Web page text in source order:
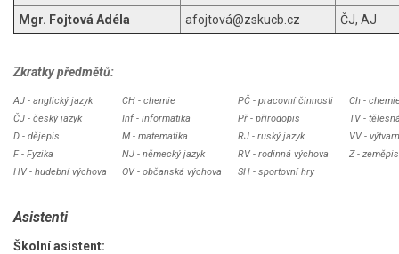
Mgr. Fojtová Adéla
afojtová@zskucb.cz ČJ, AJ
Zkratky předmětů:
AJ - anglický jazyk CH - chemie PČ - pracovní činnosti
Ch -
ČJ - český jazyk
Inf - informatika Př - přírodopis
TV -
D - dějepis
M - matematika RJ - ruský jazyk
VV -
F - Fyzika
NJ - německý jazyk RV - rodinná výchova
Z - zeměpis
HV - hudební výchova
OV - občanská výchova SH - sportovní hry
Asistenti
Školní asistent: